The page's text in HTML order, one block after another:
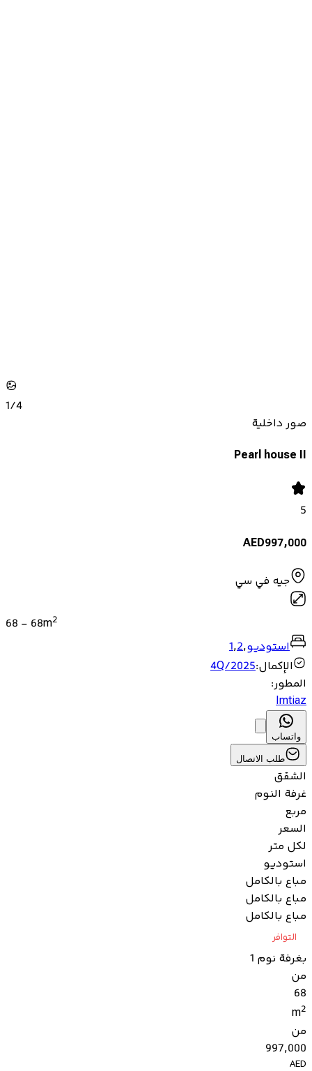
1/4
صور داخلية
Pearl house II
5
AED997,000
جيه في سي
68 - 68m2
استوديو,
1,2
الإكمال:
4Q/2025
المطور:
Imtiaz
واتساب
طلب الاتصال
الشقق
غرفة النوم
مربع
السعر
لكل متر
استوديو
مباع بالكامل
مباع بالكامل
مباع بالكامل
التوافر
بغرفة نوم 1
من
68
m2
من
997,000
AED